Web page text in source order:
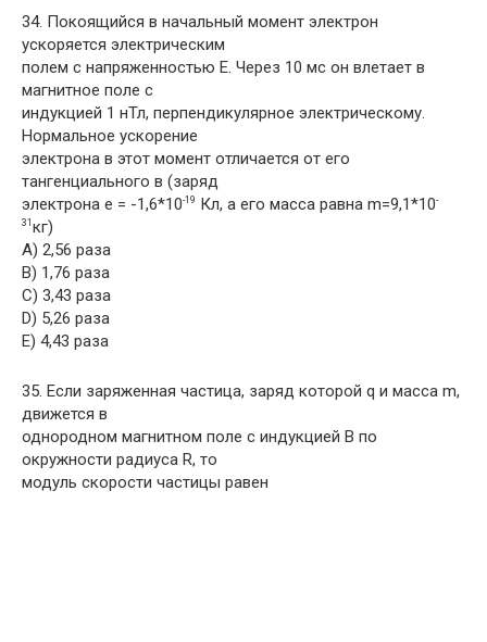
34. Покоящийся в начальный момент электрон
ускоряется электрическим
полем с напряженностью E. Через 10 мс он влетает в
магнитное поле с
индукцией 1 нТл, перпендикулярное электрическому.
Нормальное ускорение
электрона в этот момент отличается от его
тангенциального в (заряд
электрона e = -1,6*10-19 Кл, а его масса равна m=9,1*10-
31 кг)
A) 2,56 раза
B) 1,76 раза
C) 3,43 раза
D) 5,26 раза
E) 4,43 раза
35. Если заряженная частица, заряд которой q и масса m,
движется в
однородном магнитном поле с индукцией B по
окружности радиуса R, то
модуль скорости частицы равен